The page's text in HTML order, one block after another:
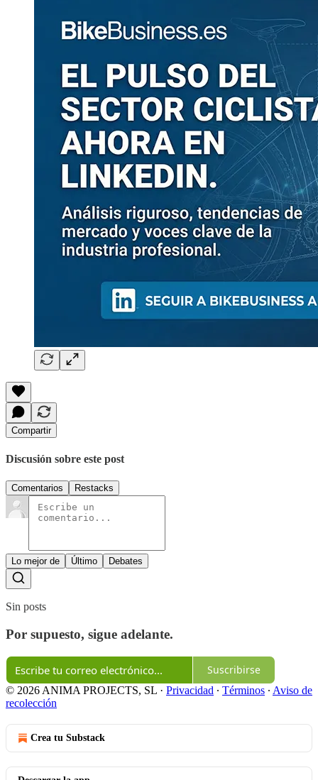
Compartir
Discusión sobre este post
Comentarios Restacks
Lo mejor de Último Debates
Sin posts
Por supuesto, sigue adelante.
Suscribirse
© 2026 ANIMA PROJECTS, SL · Privacidad ∙ Términos ∙ Aviso de
recolección
Crea tu Substack